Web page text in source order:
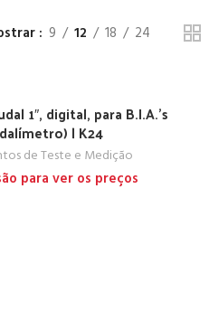
9 12 18 24
1″, digital, para B.I.A.’s
| K24
de Teste e Medição
para ver os preços